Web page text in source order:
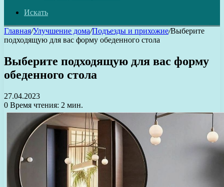
Искать
Главная/Улучшение дома/Подъезды и прихожие/Выберите
подходящую для вас форму обеденного стола
Выберите подходящую для вас форму
обеденного стола
27.04.2023
0 Время чтения: 2 мин.